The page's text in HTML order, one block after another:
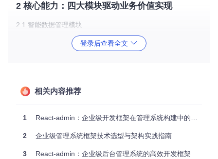
2 核心能力：四大模块驱动业务价值实现
2.1 智能数据管理模块
React-admin 的核心是 CRUD 功能。通过<Resource>
件，为 API 资源快速生成完整管理界面。它支持复杂数据关系
该模块提供强大的交互功能，包括可编辑数据表格，支持行内
编辑，提升数据操作效率；还有丰富的搜索过滤模式，如过滤
器按钮/表单组合、过滤器列表侧边栏等，满足不同业务搜索需
登录后查看全文
相关内容推荐
1 React-admin：企业级开发框架在管理系统构建中的实践指南
2 企业级管理系统框架技术选型与架构实践指南
3 React-admin：企业级后台管理系统的高效开发框架